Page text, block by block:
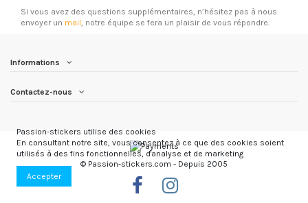
Si vous avez des questions supplémentaires, n’hésitez pas à nous
envoyer un mail, notre équipe se fera un plaisir de vous répondre.
Informations
Contactez-nous
© Passion-stickers.com - Depuis 2005
Passion-stickers utilise des cookies
En consultant notre site, vous consentez à ce que des cookies soient
utilisés à des fins fonctionnelles, d'analyse et de marketing
Accepter